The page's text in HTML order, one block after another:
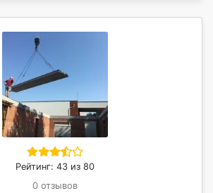
Рейтинг: 43 из 80
0 отзывов